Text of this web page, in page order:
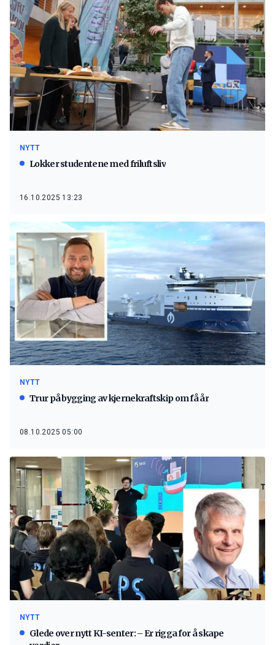
NYTT
Lokker studentene med friluftsliv
16.10.2025 13:23
NYTT
Trur på bygging av kjernekraftskip om få år
08.10.2025 05:00
NYTT
Glede over nytt KI-senter: – Er rigga for å skape